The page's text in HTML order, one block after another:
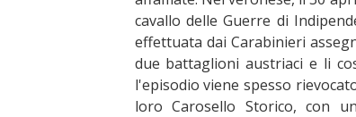
cavallo delle Guerre di
effettuata dai Carabinieri
due battaglioni austriaci e li
l'episodio viene spesso
loro Carosello Storico, con